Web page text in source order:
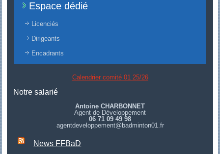
Espace dédié
Licenciés
Dirigeants
Encadrants
Calendrier comité 01 25/26
Notre salarié
Antoine CHARBONNET
Agent de Développement
06 71 09 49 98
agentdeveloppement@badminton01.fr
News FFBaD